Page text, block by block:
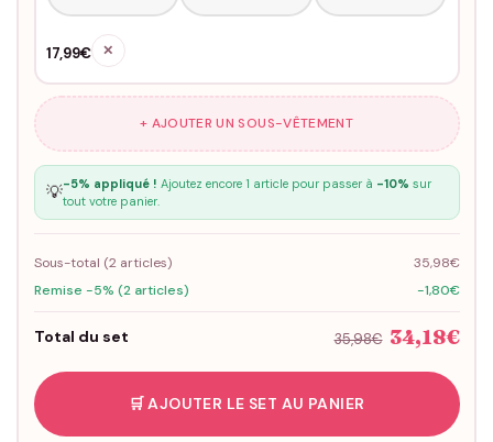
17,99€ ✕
+ AJOUTER UN SOUS-VÊTEMENT
💡-5% appliqué ! Ajoutez encore 1 article pour passer à -10% sur
tout votre panier.
Sous-total (2articles)
35,98€
Remise -5% (2 articles)
-1,80€
Total du set 35,98€ 34,18€
🛒 AJOUTER LE SET AU PANIER